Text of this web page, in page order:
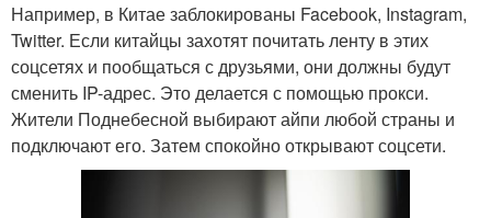
Например, в Китае заблокированы Facebook, Instagram,
Twitter. Если китайцы захотят почитать ленту в этих
соцсетях и пообщаться с друзьями, они должны будут
сменить IP-адрес. Это делается с помощью прокси.
Жители Поднебесной выбирают айпи любой страны и
подключают его. Затем спокойно открывают соцсети.